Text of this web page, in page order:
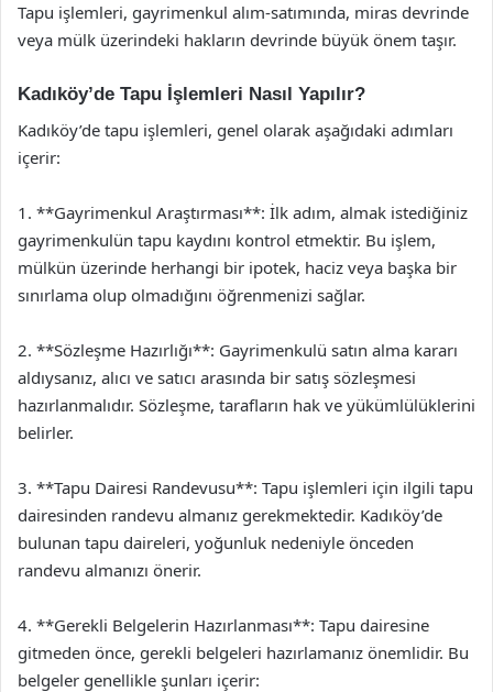
Tapu işlemleri, gayrimenkul alım-satımında, miras devrinde
veya mülk üzerindeki hakların devrinde büyük önem taşır.
Kadıköy’de Tapu İşlemleri Nasıl Yapılır?
Kadıköy’de tapu işlemleri, genel olarak aşağıdaki adımları
içerir:
1. **Gayrimenkul Araştırması**: İlk adım, almak istediğiniz
gayrimenkulün tapu kaydını kontrol etmektir. Bu işlem,
mülkün üzerinde herhangi bir ipotek, haciz veya başka bir
sınırlama olup olmadığını öğrenmenizi sağlar.
2. **Sözleşme Hazırlığı**: Gayrimenkulü satın alma kararı
aldıysanız, alıcı ve satıcı arasında bir satış sözleşmesi
hazırlanmalıdır. Sözleşme, tarafların hak ve yükümlülüklerini
belirler.
3. **Tapu Dairesi Randevusu**: Tapu işlemleri için ilgili tapu
dairesinden randevu almanız gerekmektedir. Kadıköy’de
bulunan tapu daireleri, yoğunluk nedeniyle önceden
randevu almanızı önerir.
4. **Gerekli Belgelerin Hazırlanması**: Tapu dairesine
gitmeden önce, gerekli belgeleri hazırlamanız önemlidir. Bu
belgeler genellikle şunları içerir: